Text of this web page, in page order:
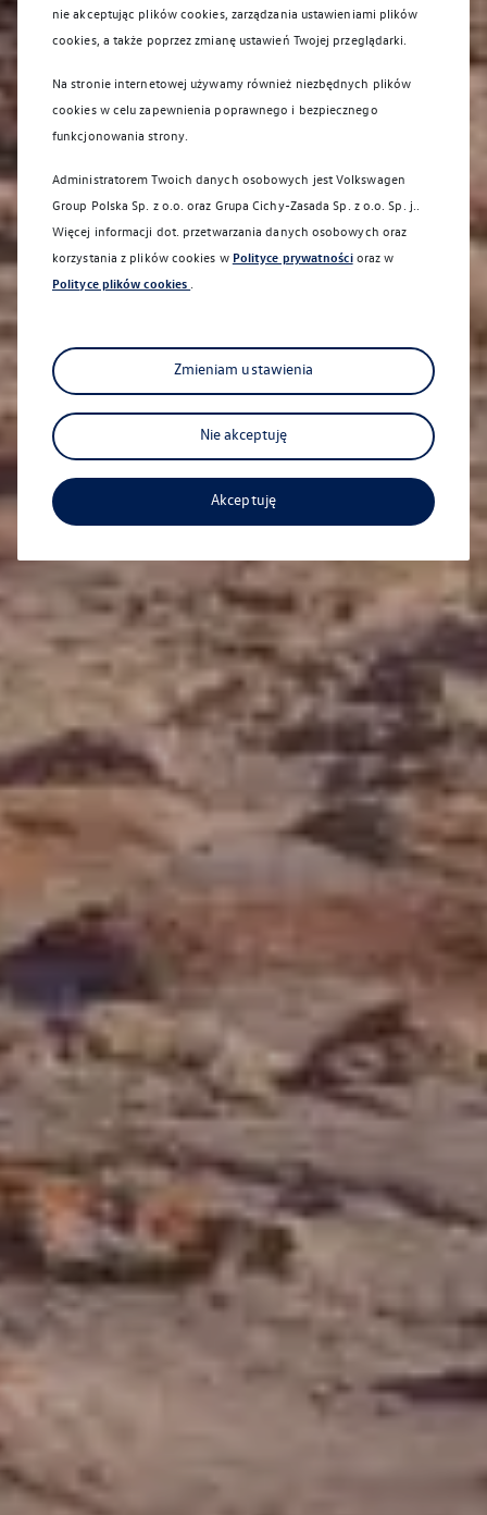
Sprawdź co dla Ciebie
przygotowaliśmy
Aktualna oferta serwisowa
Profesjonalna opieka nad Twoim pojazdem z
gwarancją jakości.
nie akceptując plików cookies, zarządzania ustawieniami plików
cookies, a także poprzez zmianę ustawień Twojej przeglądarki.
Na stronie internetowej używamy również niezbędnych plików
cookies w celu zapewnienia poprawnego i bezpiecznego
funkcjonowania strony.
Administratorem Twoich danych osobowych jest Volkswagen
Group Polska Sp. z o.o. oraz Grupa Cichy-Zasada Sp. z o.o. Sp. j..
Więcej informacji dot. przetwarzania danych osobowych oraz
korzystania z plików cookies w Polityce prywatnościoraz w
Polityce plików cookies .
Zmieniam ustawienia
Nie akceptuję
Akceptuję